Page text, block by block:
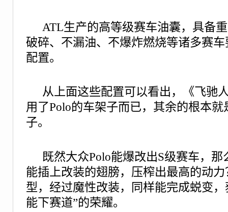
ATL生产的高等级赛车油囊，具备
破碎、不漏油、不爆炸燃烧等诸多赛
配置。
从上面这些配置可以看出，《飞驰
用了Polo的车架子而已，其余的根本
子。
既然大众Polo能爆改出S级赛车，
能插上改装的翅膀，压榨出最高的动
型，经过魔性改装，同样能完成蜕变
能下赛道”的荣耀。